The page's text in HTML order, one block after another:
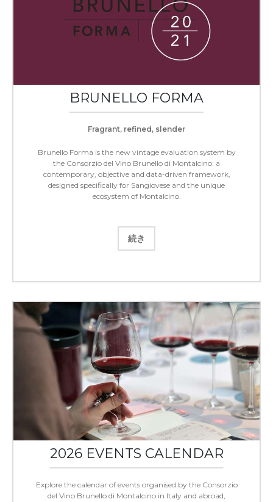
BRUNELLO FORMA
Fragrant, refined, slender
Brunello Forma is the new vintage evaluation system by
the Consorzio del Vino Brunello di Montalcino: a
contemporary, objective and data-driven framework,
designed specifically for Sangiovese and the unique
ecosystem of Montalcino.
続き
2026 EVENTS CALENDAR
Explore the calendar of events organised by the Consorzio
del Vino Brunello di Montalcino in Italy and abroad,